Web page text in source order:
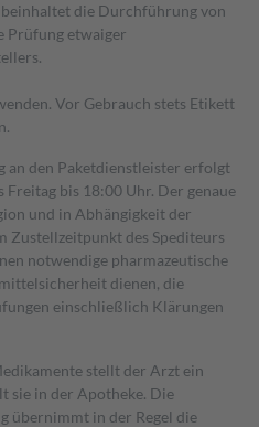
die Durchführung von
Prüfung etwaiger
Vor Gebrauch stets Etikett
an den Paketdienstleister erfolgt
bis 18:00 Uhr. Der genaue
und in Abhängigkeit der
Zustellzeitpunkt des Spediteurs
notwendige pharmazeutische
dienen, die
einschließlich Klärungen
stellt der Arzt ein
sie in der Apotheke. Die
übernimmt in der Regel die